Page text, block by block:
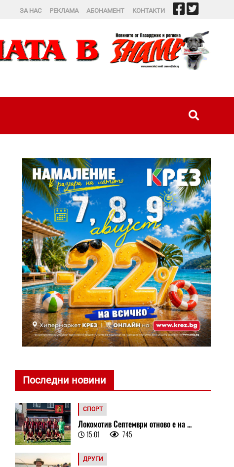
ЗА НАС РЕКЛАМА АБОНАМЕНТ КОНТАКТИ
Последни новини
СПОРТ
Локомотив Септември отново е на ...
15:01 745
ДРУГИ